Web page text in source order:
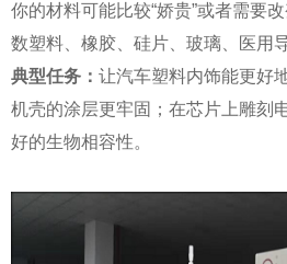
你的材料可能比较“娇贵”或者需要
数塑料、橡胶、硅片、玻璃、医用
典型任务： 让汽车塑料内饰能更好
机壳的涂层更牢固；在芯片上雕刻
好的生物相容性。